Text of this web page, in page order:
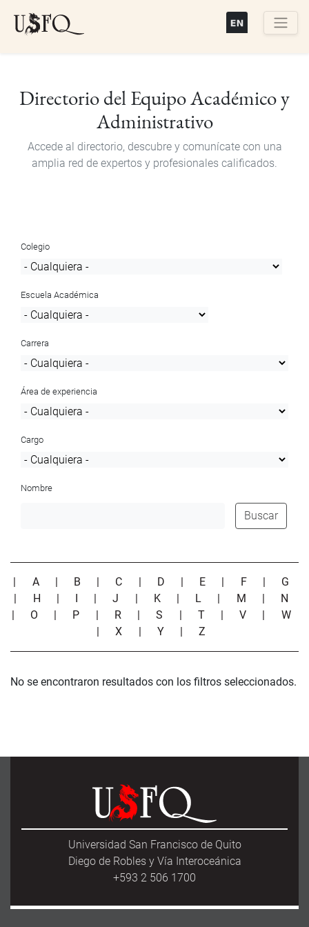
Directorio del Equipo Académico y
Administrativo
Accede al directorio, descubre y comunícate con una
amplia red de expertos y profesionales calificados.
Colegio
Escuela Académica
Carrera
Área de experiencia
Cargo
Nombre
Buscar
| A | B | C | D | E | F | G
| H | I |J | K | L | M | N
| O | P | R |S | T |V | W
|X | Y |Z
No se encontraron resultados con los filtros seleccionados.
Universidad San Francisco de Quito
Diego de Robles y Vía Interoceánica
+593 2 506 1700